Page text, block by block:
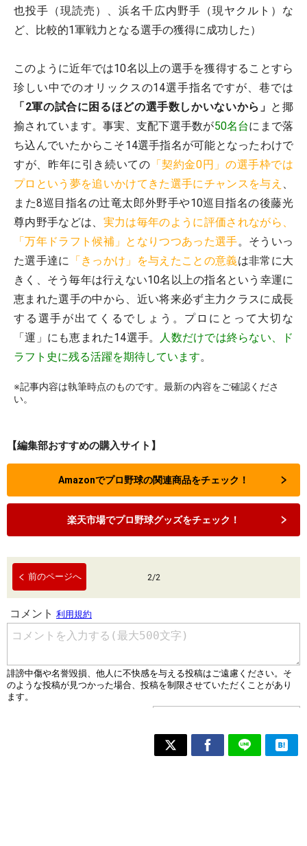
也投手（現読売）、浜名千広内野手（現ヤクルト）な
ど、比較的1軍戦力となる選手の獲得に成功した）
このように近年では10名以上の選手を獲得することすら
珍しい中でのオリックスの14選手指名ですが、巷では
「2軍の試合に困るほどの選手数しかいないから」 と揶
揄されています。事実、支配下選手数が50名台にまで落
ち込んでいたからこそ14選手指名が可能となったわけで
すが、昨年に引き続いての 「契約金0円」の選手枠では
プロという夢を追いかけてきた選手にチャンスを与え 、
また8巡目指名の辻竜太郎外野手や10巡目指名の後藤光
尊内野手などは、 実力は毎年のように評価されながら、
「万年ドラフト候補」となりつつあった選手。そういっ
た選手達に 「きっかけ」を与えたことの意義は非常に大
きく、そう毎年は行えない10名以上の指名という幸運に
恵まれた選手の中から、近い将来必ず主力クラスに成長
する選手が出てくるでしょう。プロにとって大切な
「運」にも恵まれた14選手。 人数だけでは終らない、ド
ラフト史に残る活躍を期待しています。
※記事内容は執筆時点のものです。最新の内容をご確認くださ
い。
【編集部おすすめの購入サイト】
Amazonでプロ野球の関連商品をチェック！
楽天市場でプロ野球グッズをチェック！
前のページへ 2/2